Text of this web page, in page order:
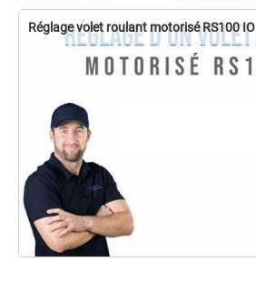
Réglage volet roulant motorisé RS100 IO